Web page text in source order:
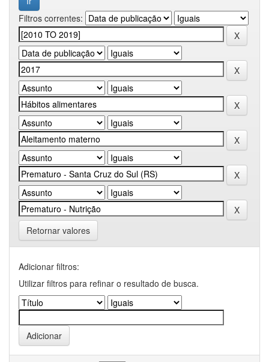
Filtros correntes:
Retornar valores
Adicionar filtros:
Utilizar filtros para refinar o resultado de busca.